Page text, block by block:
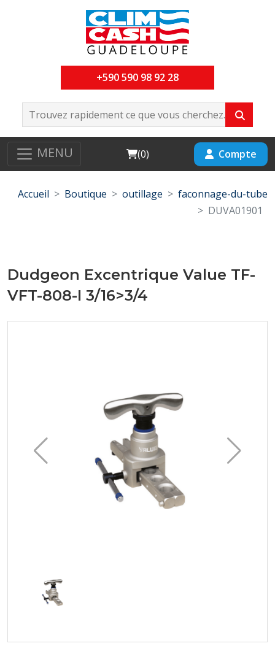
+590 590 98 92 28
MENU Cart
(0) Compte
Accueil Boutique outillage
faconnage-du-tube
DUVA01901
Dudgeon Excentrique Value TF-
VFT-808-I 3/16>3/4